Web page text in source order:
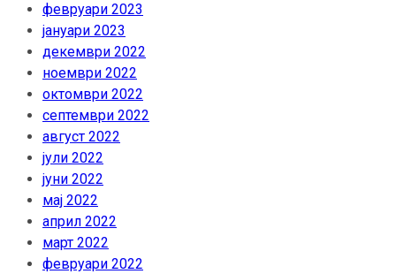
февруари 2023
јануари 2023
декември 2022
ноември 2022
октомври 2022
септември 2022
август 2022
јули 2022
јуни 2022
мај 2022
април 2022
март 2022
февруари 2022